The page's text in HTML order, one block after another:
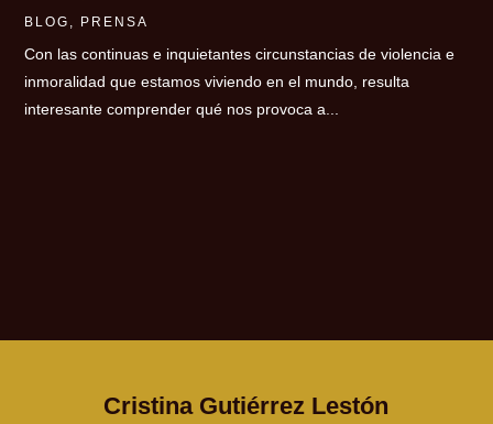
BLOG , PRENSA
Con las continuas e inquietantes circunstancias de violencia e
inmoralidad que estamos viviendo en el mundo, resulta
interesante comprender qué nos provoca a...
Cristina Gutiérrez Lestón